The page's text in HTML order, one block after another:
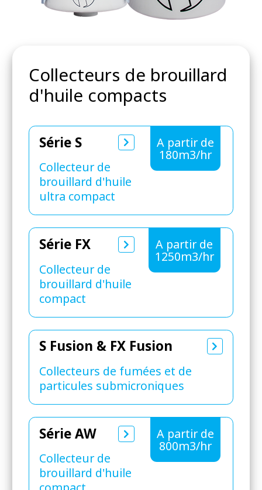
Collecteurs de brouillard
d'huile compacts
Série S
Collecteur de
brouillard d'huile
ultra compact
A partir de
180m3/hr
Série FX
Collecteur de
brouillard d'huile
compact
A partir de
1250m3/hr
S Fusion & FX Fusion
Collecteurs de fumées et de
particules submicroniques
Série AW
Collecteur de
brouillard d'huile
A partir de
800m3/hr